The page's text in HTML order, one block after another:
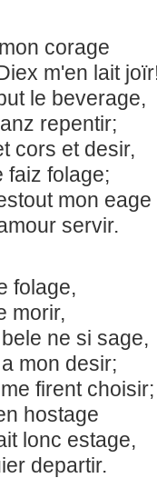
corage
m'en lait
le beverage,
repentir;
cors et desir,
faiz folage;
mon eage
servir.
folage,
morir,
ne si sage,
mon desir;
firent
hostage
lonc estage,
departir.